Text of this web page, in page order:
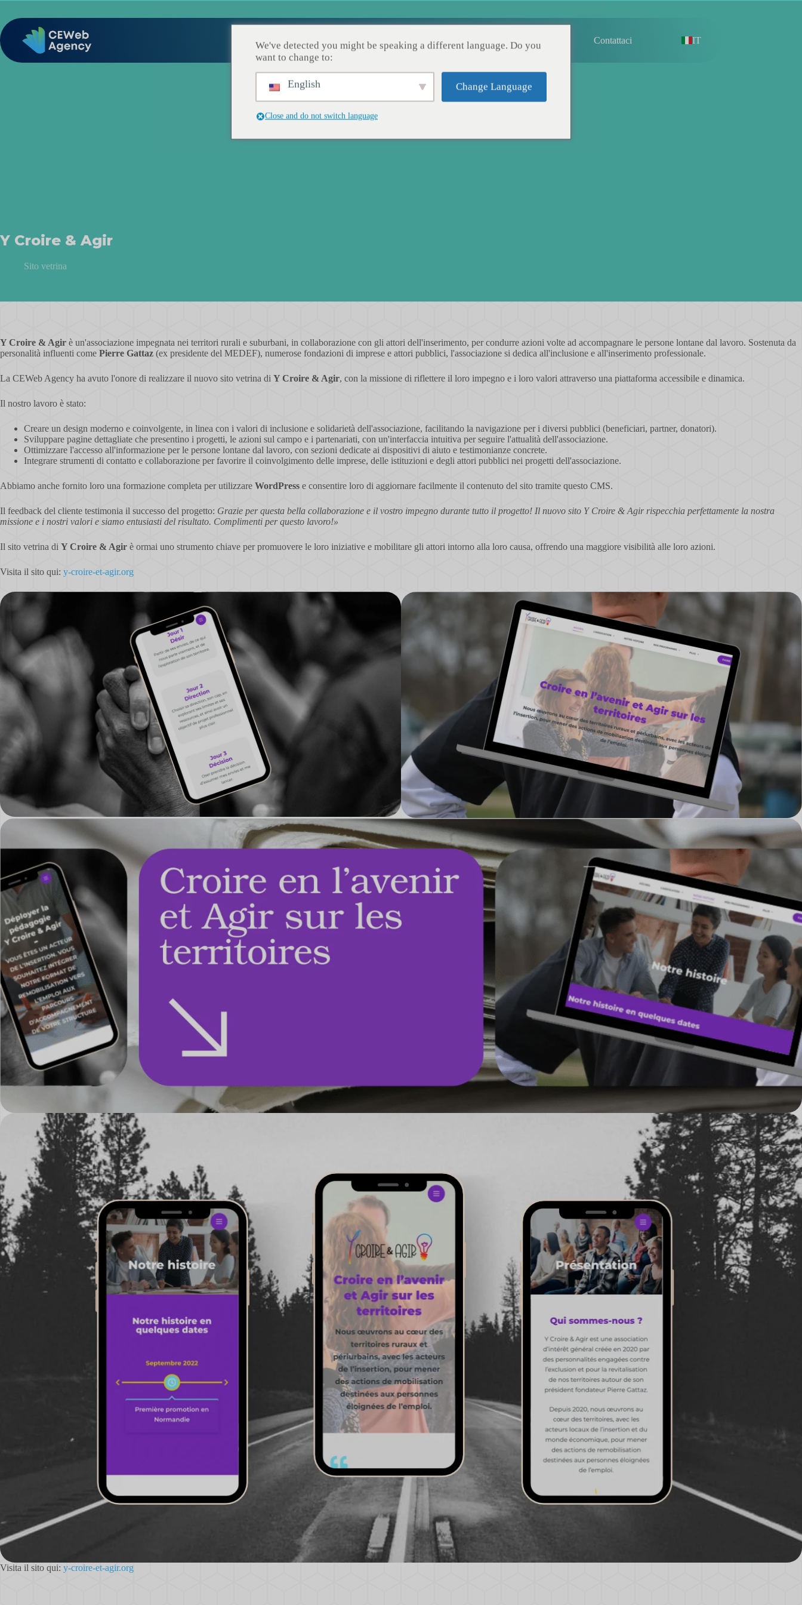
Home I Nostri Servizi I Nostri Lavori Contattaci IT
Y Croire & Agir
Sito vetrina
Y Croire & Agir è un'associazione impegnata nei territori rurali e suburbani, in collaborazione con gli attori dell'inserimento, per condurre azioni volte ad accompagnare le persone lontane dal lavoro. Sostenuta da
personalità influenti come Pierre Gattaz (ex presidente del MEDEF), numerose fondazioni di imprese e attori pubblici, l'associazione si dedica all'inclusione e all'inserimento professionale.
La CEWeb Agency ha avuto l'onore di realizzare il nuovo sito vetrina di Y Croire & Agir, con la missione di riflettere il loro impegno e i loro valori attraverso una piattaforma accessibile e dinamica.
Il nostro lavoro è stato:
Creare un design moderno e coinvolgente, in linea con i valori di inclusione e solidarietà dell'associazione, facilitando la navigazione per i diversi pubblici (beneficiari, partner, donatori).
Sviluppare pagine dettagliate che presentino i progetti, le azioni sul campo e i partenariati, con un'interfaccia intuitiva per seguire l'attualità dell'associazione.
Ottimizzare l'accesso all'informazione per le persone lontane dal lavoro, con sezioni dedicate ai dispositivi di aiuto e testimonianze concrete.
Integrare strumenti di contatto e collaborazione per favorire il coinvolgimento delle imprese, delle istituzioni e degli attori pubblici nei progetti dell'associazione.
Abbiamo anche fornito loro una formazione completa per utilizzare WordPress e consentire loro di aggiornare facilmente il contenuto del sito tramite questo CMS.
Il feedback del cliente testimonia il successo del progetto: Grazie per questa bella collaborazione e il vostro impegno durante tutto il progetto! Il nuovo sito Y Croire & Agir rispecchia perfettamente la nostra
missione e i nostri valori e siamo entusiasti del risultato. Complimenti per questo lavoro!»
Il sito vetrina di Y Croire & Agir è ormai uno strumento chiave per promuovere le loro iniziative e mobilitare gli attori intorno alla loro causa, offrendo una maggiore visibilità alle loro azioni.
Visita il sito qui: y-croire-et-agir.org
Visita il sito qui: y-croire-et-agir.org
We've detected you might be speaking a different language. Do you
want to change to:
English Change Language
Close and do not switch language